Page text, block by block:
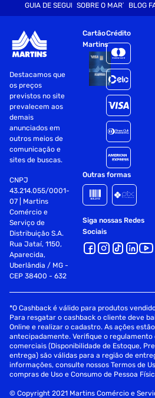
GUIA DE SEGURANÇASOBRE O MARTINSBLOG
Destacamos que
os preços
previstos no site
prevalecem aos
demais
anunciados em
outros meios de
comunicação e
sites de buscas.
CNPJ
43.214.055/0001-
07 | Martins
Comércio e
Serviço de
Distribuição S.A.
Rua Jataí, 1150,
Aparecida,
Uberlândia / MG -
CEP 38400 - 632
Cartão
Martins
Crédito
Outras formas
Siga nossas Redes
Sociais
*O Cashback é válido para produtos
Para resgatar o cashback o cliente deve
Online e realizar o cadastro. As ações
antecipadamente. Verifique o regulamento
comerciais (Disponibilidade de Estoque,
entrega) são válidas para a região de
informações, consulte nossos Termos de
compras de Uso e Consumo de Pessoa
© Copyright 2021 Martins Comércio e